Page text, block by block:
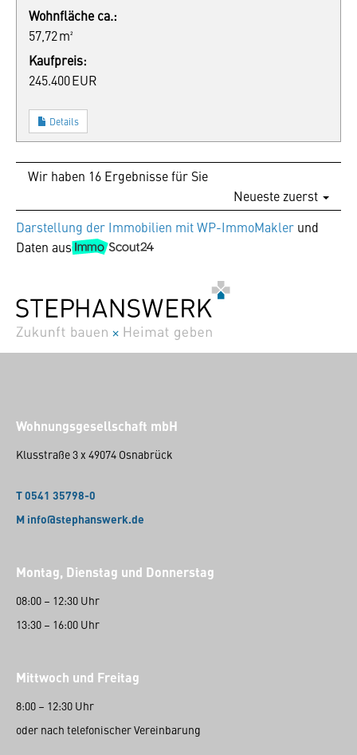
Wohnfläche ca.:
57,72 m²
Kaufpreis:
245.400 EUR
Details
Wir haben 16 Ergebnisse für Sie
Neueste zuerst
Darstellung der Immobilien mit WP-ImmoMakler und
Daten aus
Wohnungsgesellschaft mbH
Klusstraße 3 x 49074 Osnabrück
T 0541 35798-0
M info@stephanswerk.de
Montag, Dienstag und Donnerstag
08:00 – 12:30 Uhr
13:30 – 16:00 Uhr
Mittwoch und Freitag
8:00 – 12:30 Uhr
oder nach telefonischer Vereinbarung